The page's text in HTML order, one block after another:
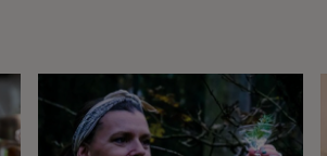
botemedel mot sjösjuka och
skörbjugg och det var inte förrän
på 1800-talet som den moderna